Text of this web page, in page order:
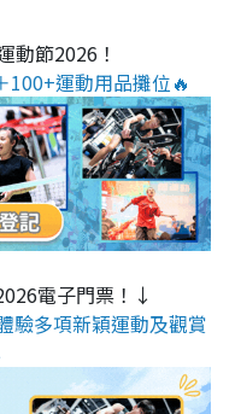
動節2026！
100+運動用品攤位🔥
電子門票！↓
驗多項新穎運動及觀賞